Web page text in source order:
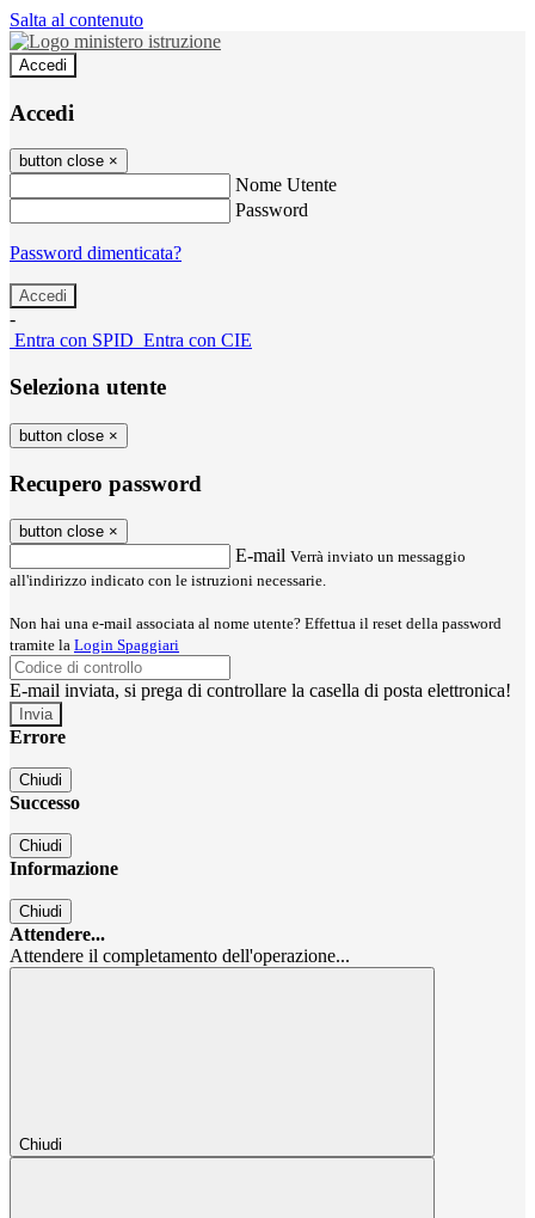
Salta al contenuto
Accedi
Accedi
button close ×
Nome Utente
Password
Password dimenticata?
-
Entra con SPID Entra con CIE
Seleziona utente
button close ×
Recupero password
button close ×
E-mail Verrà inviato un messaggio
all'indirizzo indicato con le istruzioni necessarie.
Non hai una e-mail associata al nome utente? Effettua il reset della password
tramite la Login Spaggiari
E-mail inviata, si prega di controllare la casella di posta elettronica!
Errore
Chiudi
Successo
Chiudi
Informazione
Chiudi
Attendere...
Attendere il completamento dell'operazione...
Chiudi